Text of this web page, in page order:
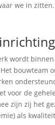
we in
wordt
bouwteam
voor de
zijn zij het
als